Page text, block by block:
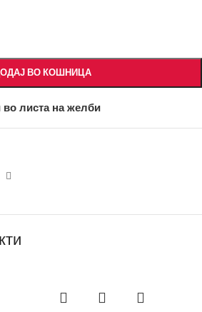
ВО КОШНИЦА
листа на желби